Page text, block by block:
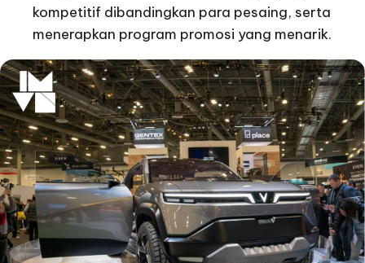
kompetitif dibandingkan para pesaing, serta
menerapkan program promosi yang menarik.